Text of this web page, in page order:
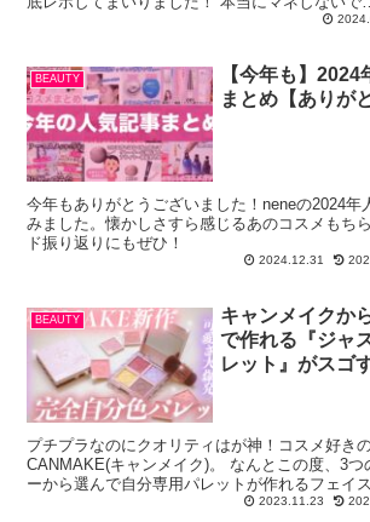
BEAUTY
【今年も】
まとめ【ありが
今年もありがとうございました！neneの2024年
みました。懐かしさすら感じるあのコスメもち
ド振り返りにもぜひ！
2024.12.31
BEAUTY
キャンメイクか
で作れる『ジャ
レット』がスゴ
プチプラなのにクオリティはが神！コスメ好きの
CANMAKE(キャンメイク)。 なんとこの度、3つ
ーから選んで自分専用パレットが作れるフェイ
クチュール』全10色と、マイトーンクチュール
2023.11.23